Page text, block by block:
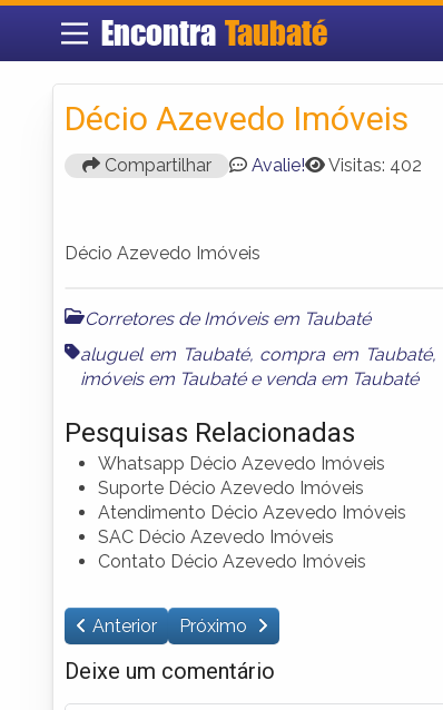
Encontra Taubaté
Décio Azevedo Imóveis
Compartilhar Avalie! Visitas: 402
Décio Azevedo Imóveis
Corretores de Imóveis em Taubaté
aluguel em Taubaté, compra em Taubaté,
imóveis em Taubatée venda em Taubaté
Pesquisas Relacionadas
Whatsapp Décio Azevedo Imóveis
Suporte Décio Azevedo Imóveis
Atendimento Décio Azevedo Imóveis
SAC Décio Azevedo Imóveis
Contato Décio Azevedo Imóveis
Anterior Próximo
Deixe um comentário